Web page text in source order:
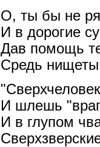
О, ты бы не
И в дорогие
Дав помощь
Средь нищеты
И шлешь
И в глупом